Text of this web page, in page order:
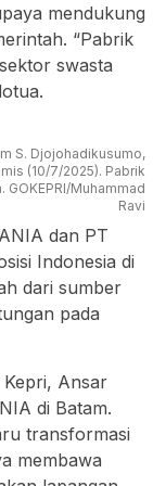
mendukung
“Pabrik
swasta
S. Djojohadikusumo,
(10/7/2025). Pabrik
Muhammad
Ravi
dan PT
Indonesia di
dari sumber
pada
Ansar
di Batam.
transformasi
membawa